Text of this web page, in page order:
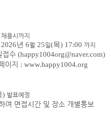
채용시까지
년 6월 25일(목) 17:00 까지
접수 (happy1004org@naver.com)
이지 : www.happy1004.org
) 발표예정
여 면접시간 및 장소 개별통보